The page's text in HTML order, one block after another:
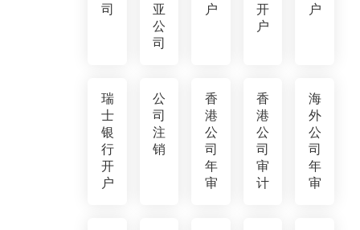
司
亚
公
司
户
开
户
户
瑞
士
银
行
开
户
公
司
注
销
香
港
公
司
年
审
香
港
公
司
审
计
海
外
公
司
年
审